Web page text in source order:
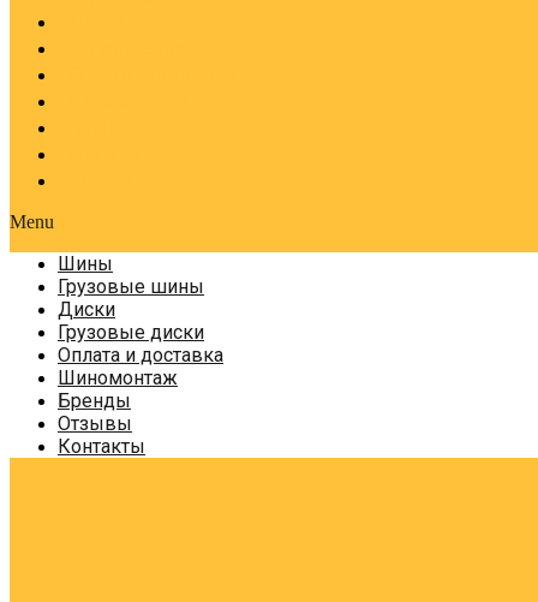
Menu
Шины
Грузовые шины
Диски
Грузовые диски
Оплата и доставка
Шиномонтаж
Бренды
Отзывы
Контакты